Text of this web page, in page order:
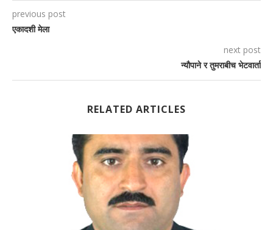
previous post
एकादशी मेला
next post
न्यौपाने र तुमराबीच भेटवार्ता
RELATED ARTICLES